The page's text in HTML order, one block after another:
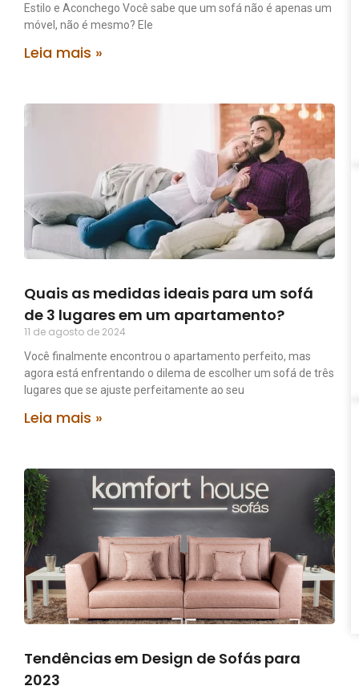
Estilo e Aconchego Você sabe que um sofá não é apenas um
móvel, não é mesmo? Ele
Leia mais »
Quais as medidas ideais para um sofá
de 3 lugares em um apartamento?
11 de agosto de 2024
Você finalmente encontrou o apartamento perfeito, mas
agora está enfrentando o dilema de escolher um sofá de três
lugares que se ajuste perfeitamente ao seu
Leia mais »
Tendências em Design de Sofás para
2023